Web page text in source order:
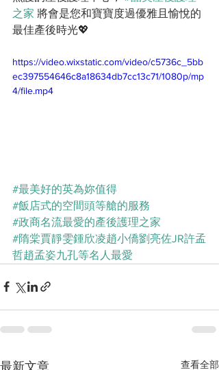
之家 將會是您和寶寶度過優雅且愉悅的
最佳產後時光💖
https://video.wixstatic.com/video/c5736c_5bb
ec397554646c8a18634db7cc13c71/1080p/mp
4/file.mp4
#最美好的英為妳值得
#飯店式的空間頭等艙的服務
#政商名流最愛的產後護理之家
#隋棠賈靜雯鍾欣凌趙小僑劉亮佐JR許孟
哲趙孟姿九孔等名人最愛
最新文章 查看全部